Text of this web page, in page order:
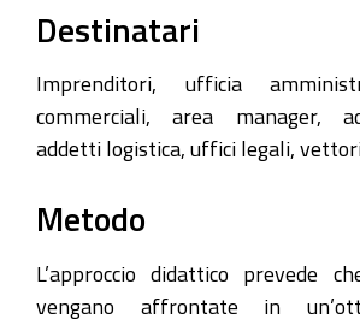
Destinatari
Imprenditori, ufficia
commerciali, area manager,
addetti logistica, uffici legali,
Metodo
L’approccio didattico prevede
vengano affrontate in